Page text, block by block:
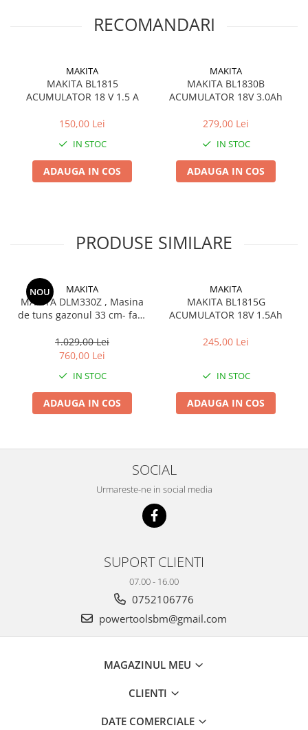
RECOMANDARI
MAKITA
MAKITA BL1815
ACUMULATOR 18 V 1.5 A
150,00 Lei
IN STOC
ADAUGA IN COS
MAKITA
MAKITA BL1830B
ACUMULATOR 18V 3.0Ah
279,00 Lei
IN STOC
ADAUGA IN COS
PRODUSE SIMILARE
NOU MAKITA
MAKITA DLM330Z , Masina
de tuns gazonul 33 cm- fara
1.029,00 Lei
760,00 Lei
IN STOC
ADAUGA IN COS
MAKITA
MAKITA BL1815G
ACUMULATOR 18V 1.5Ah
245,00 Lei
IN STOC
ADAUGA IN COS
SOCIAL
Urmareste-ne in social media
SUPORT CLIENTI
07.00 - 16.00
0752106776
powertoolsbm@gmail.com
MAGAZINUL MEU
CLIENTI
DATE COMERCIALE